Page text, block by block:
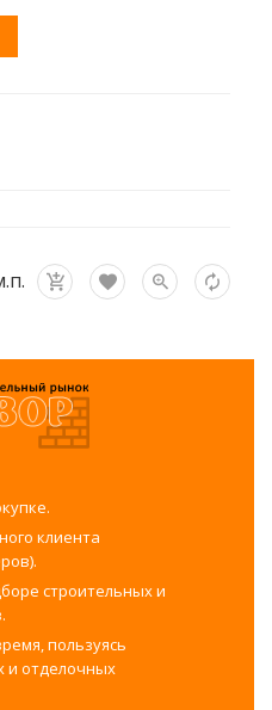
клиента
строительных и
пользуясь
и отделочных